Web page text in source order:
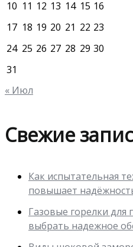
10 11 12 13 14 15 16
17 18 19 20 21 22 23
24 25 26 27 28 29 30
31
« Июл
Свежие
Как испытательная
повышает
Газовые горелки
выбрать надежное